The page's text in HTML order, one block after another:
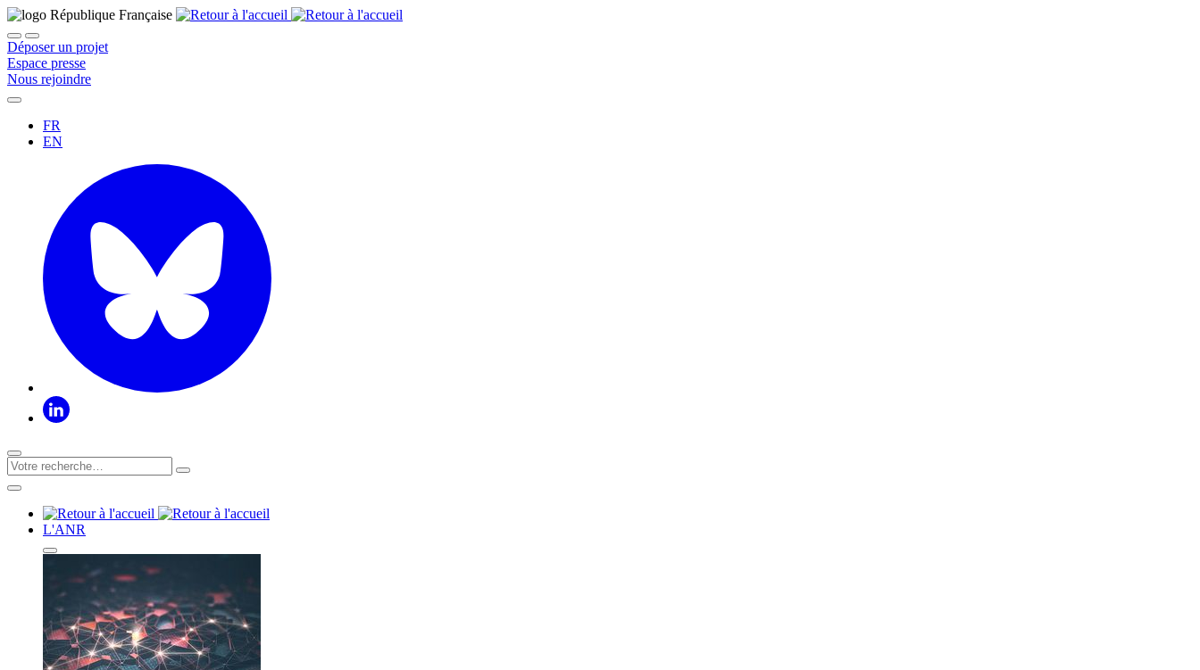
Déposer un projet
Espace presse
Nous rejoindre
FR
EN
L'ANR